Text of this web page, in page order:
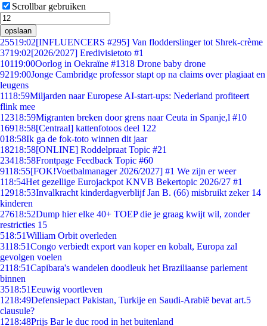
Scrollbar gebruiken
opslaan
25519:02[INFLUENCERS #295] Van flodderslinger tot Shrek-crème
3719:02[2026/2027] Eredivisietoto #1
10119:00Oorlog in Oekraïne #1318 Drone baby drone
9219:00Jonge Cambridge professor stapt op na claims over plagiaat en
leugens
1118:59Miljarden naar Europese AI-start-ups: Nederland profiteert
flink mee
12318:59Migranten breken door grens naar Ceuta in Spanje,l #10
16918:58[Centraal] kattenfotoos deel 122
018:58Ik ga de fok-toto winnen dit jaar
18218:58[ONLINE] Roddelpraat Topic #21
23418:58Frontpage Feedback Topic #60
9118:55[FOK!Voetbalmanager 2026/2027] #1 We zijn er weer
118:54Het gezellige Eurojackpot KNVB Bekertopic 2026/27 #1
12918:53Invalkracht kinderdagverblijf Jan B. (66) misbruikt zeker 14
kinderen
27618:52Dump hier elke 40+ TOEP die je graag kwijt wil, zonder
restricties 15
518:51William Orbit overleden
3118:51Congo verbiedt export van koper en kobalt, Europa zal
gevolgen voelen
2118:51Capibara's wandelen doodleuk het Braziliaanse parlement
binnen
3518:51Eeuwig voortleven
1218:49Defensiepact Pakistan, Turkije en Saudi-Arabië bevat art.5
clausule?
1218:48Prijs Bar le duc rood in het buitenland